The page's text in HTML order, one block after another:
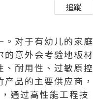
追蹤
对于有幼儿的家庭
的意外会考验地板材
耐用性、过敏原控
品的主要供应商，
通过高性能工程技